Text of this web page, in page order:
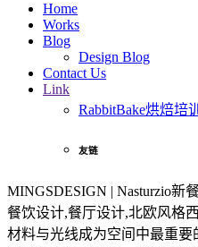
Home
Works
Blog
Design Blog
Contact Us
Link
RabbitBake烘焙培训
友链
MINGSDESIGN | Nasturzio
餐饮设计,餐厅设计,北欧风格
材料与光线成为空间中最重要